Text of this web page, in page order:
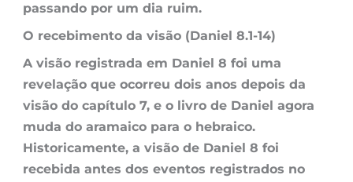
passando por um dia ruim.
O recebimento da visão (Daniel 8.1-14)
A visão registrada em Daniel 8 foi uma
revelação que ocorreu dois anos depois da
visão do capítulo 7, e o livro de Daniel agora
muda do aramaico para o hebraico.
Historicamente, a visão de Daniel 8 foi
recebida antes dos eventos registrados no